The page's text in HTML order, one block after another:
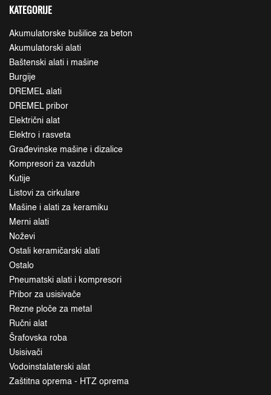
KATEGORIJE
Akumulatorske bušilice za beton
Akumulatorski alati
Baštenski alati i mašine
Burgije
DREMEL alati
DREMEL pribor
Električni alat
Elektro i rasveta
Građevinske mašine i dizalice
Kompresori za vazduh
Kutije
Listovi za cirkulare
Mašine i alati za keramiku
Merni alati
Noževi
Ostali keramičarski alati
Ostalo
Pneumatski alati i kompresori
Pribor za usisivače
Rezne ploče za metal
Ručni alat
Šrafovska roba
Usisivači
Vodoinstalaterski alat
Zaštitna oprema - HTZ oprema